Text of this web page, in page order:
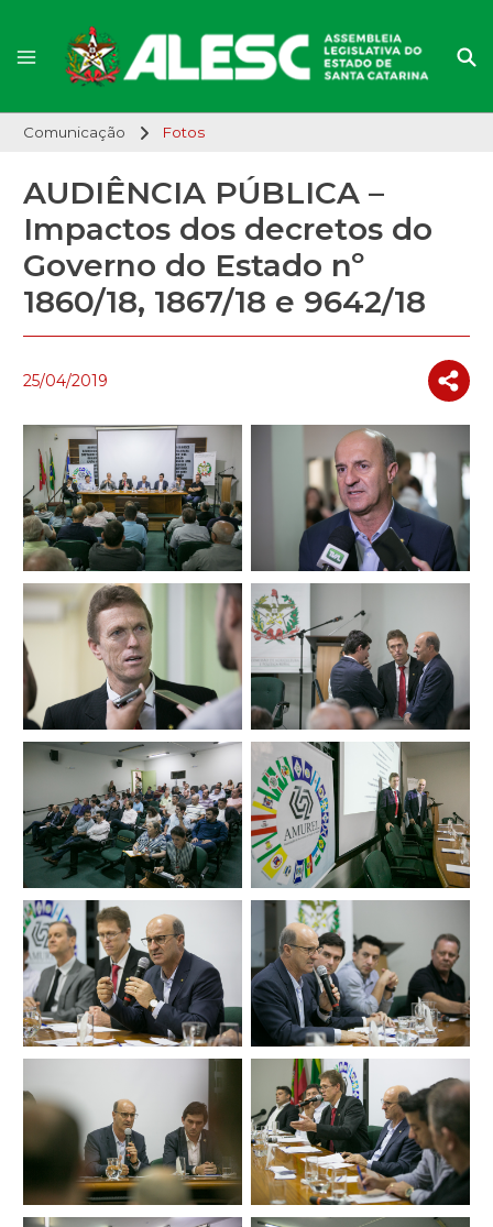
Comunicação Fotos
AUDIÊNCIA PÚBLICA –
Impactos dos decretos do
Governo do Estado nº
1860/18, 1867/18 e 9642/18
25/04/2019